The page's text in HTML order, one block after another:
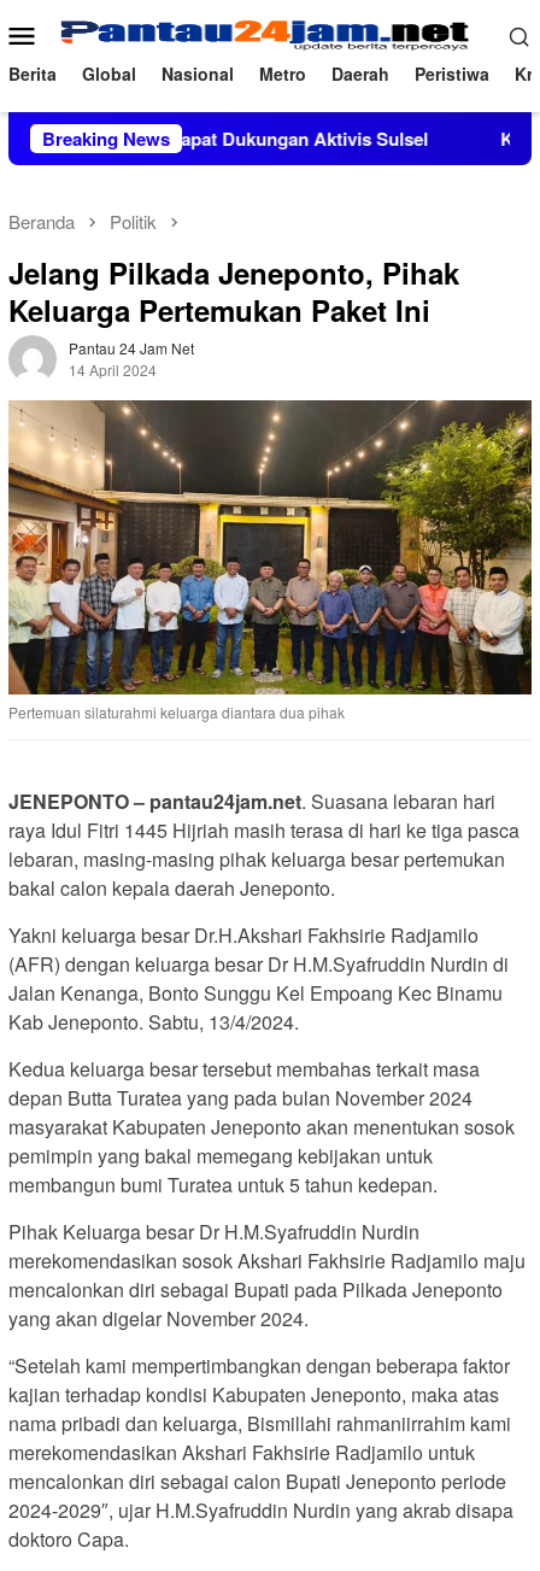
ke
konten
Menu
Mobile
Berita Global Nasional Metro Daerah Peristiwa
Breaking News
Mendapat Dukungan Aktivis Sulsel Kapolres
Beranda Politik
Jelang Pilkada Jeneponto, Pihak
Keluarga Pertemukan Paket Ini
Pantau 24 Jam Net
14 April 2024
Pertemuan silaturahmi keluarga diantara dua pihak
JENEPONTO – pantau24jam.net. Suasana lebaran hari
raya Idul Fitri 1445 Hijriah masih terasa di hari ke tiga pasca
lebaran, masing-masing pihak keluarga besar pertemukan
bakal calon kepala daerah Jeneponto.
Yakni keluarga besar Dr.H.Akshari Fakhsirie Radjamilo
(AFR) dengan keluarga besar Dr H.M.Syafruddin Nurdin di
Jalan Kenanga, Bonto Sunggu Kel Empoang Kec Binamu
Kab Jeneponto. Sabtu, 13/4/2024.
Kedua keluarga besar tersebut membahas terkait masa
depan Butta Turatea yang pada bulan November 2024
masyarakat Kabupaten Jeneponto akan menentukan sosok
pemimpin yang bakal memegang kebijakan untuk
membangun bumi Turatea untuk 5 tahun kedepan.
Pihak Keluarga besar Dr H.M.Syafruddin Nurdin
merekomendasikan sosok Akshari Fakhsirie Radjamilo maju
mencalonkan diri sebagai Bupati pada Pilkada Jeneponto
yang akan digelar November 2024.
“Setelah kami mempertimbangkan dengan beberapa faktor
kajian terhadap kondisi Kabupaten Jeneponto, maka atas
nama pribadi dan keluarga, Bismillahi rahmaniirrahim kami
merekomendasikan Akshari Fakhsirie Radjamilo untuk
mencalonkan diri sebagai calon Bupati Jeneponto periode
2024-2029″, ujar H.M.Syafruddin Nurdin yang akrab disapa
doktoro Capa.